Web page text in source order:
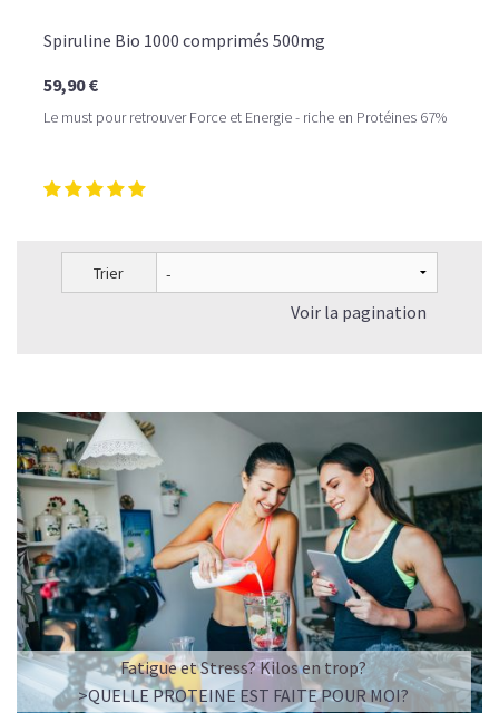
Spiruline Bio 1000 comprimés 500mg
59,90 €
Le must pour retrouver Force et Energie - riche en Protéines 67%
Trier
Voir la pagination
Fatigue et Stress? Kilos en trop?
>QUELLE PROTEINE EST FAITE POUR MOI?